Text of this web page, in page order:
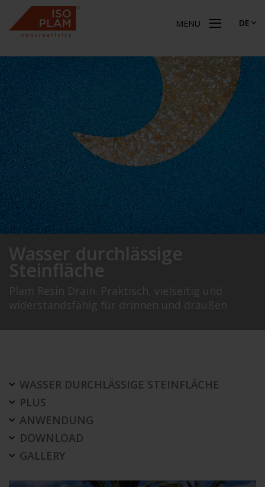
MENU DE
Wasser durchlässige
Steinfläche
Plam Resin Drain. Praktisch, vielseitig und
widerstandsfähig für drinnen und draußen
WASSER DURCHLÄSSIGE STEINFLÄCHE
PLUS
ANWENDUNG
DOWNLOAD
GALLERY